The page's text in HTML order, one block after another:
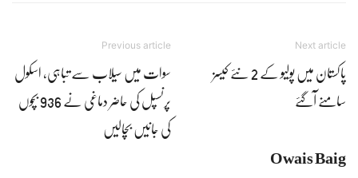
Previous article
سوات میں سیلاب سے تباہی، اسکول
پرنسپل کی حاضر دماغی نے 936 بچوں
کی جانیں بچالیں
Next article
پاکستان میں پولیو کے 2 نئے کیسز
سامنے آگئے
Owais Baig